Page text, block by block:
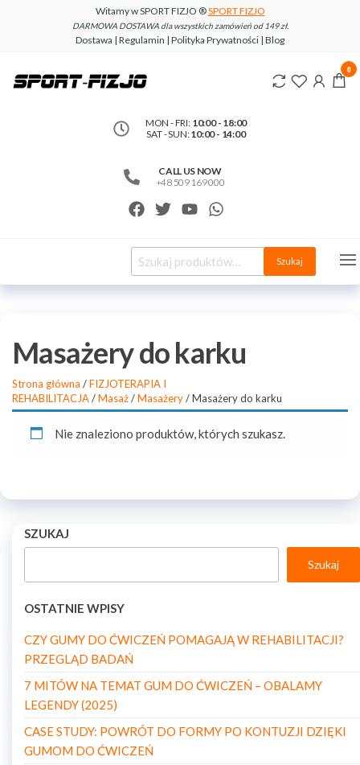
Witamy w SPORT FIZJO ®SPORT FIZJO
DARMOWA DOSTAWA dla wszystkich zamówień od 149 zł.
Dostawa | Regulamin | Polityka Prywatności | Blog
www.sport-
MON - FRI: 10:00 - 18:00
SAT - SUN:10:00 - 14:00
CALL US NOW
+48 509 169 000
0
Szukaj
Masażery do karku
Strona główna /FIZJOTERAPIA I
REHABILITACJA/Masaż/Masażery/ Masażery do karku
Nie znaleziono produktów, których szukasz.
SZUKAJ
Szukaj
OSTATNIE WPISY
CZY GUMY DO ĆWICZEŃ POMAGAJĄ W REHABILITACJI?
PRZEGLĄD BADAŃ
7 MITÓW NA TEMAT GUM DO ĆWICZEŃ – OBALAMY
LEGENDY (2025)
CASE STUDY: POWRÓT DO FORMY PO KONTUZJI DZIĘKI
GUMOM DO ĆWICZEŃ